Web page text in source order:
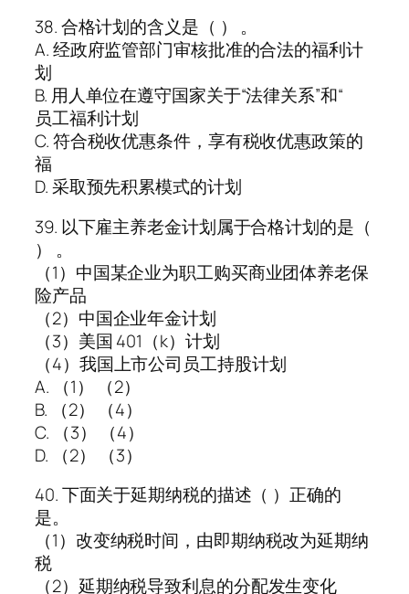
38. 合格计划的含义是（ ） 。
A. 经政府监管部门审核批准的合法的福利计
划
B. 用人单位在遵守国家关于“法律关系”和“
员工福利计划
C. 符合税收优惠条件，享有税收优惠政策的
福
D. 采取预先积累模式的计划
39. 以下雇主养老金计划属于合格计划的是（
） 。
（1）中国某企业为职工购买商业团体养老保
险产品
（2）中国企业年金计划
（3）美国 401（k）计划
（4）我国上市公司员工持股计划
A. （1） （2）
B. （2） （4）
C. （3） （4）
D. （2） （3）
40. 下面关于延期纳税的描述（ ）正确的
是。
（1）改变纳税时间，由即期纳税改为延期纳
税
（2）延期纳税导致利息的分配发生变化